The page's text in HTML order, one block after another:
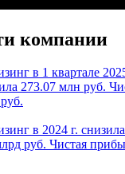
компании
в 1 квартале
273.07 млн руб.
в 2024 г.
руб. Чистая